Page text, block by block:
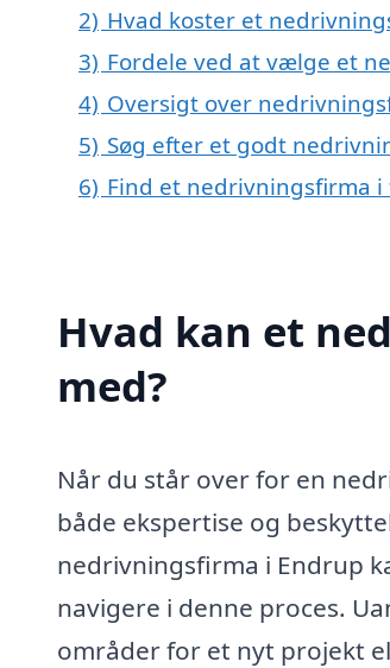
2) Hvad koster et
3) Fordele ved at vælge et
4) Oversigt over
5) Søg efter et godt
6) Find et nedrivningsfirma
Hvad kan et
med?
Når du står over for en
både ekspertise og
nedrivningsfirma i Endrup
navigere i denne proces.
områder for et nyt projekt